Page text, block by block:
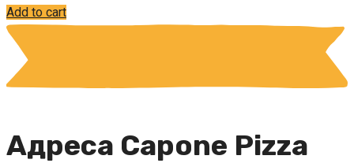
Add to cart
Адреса Capone Pizza